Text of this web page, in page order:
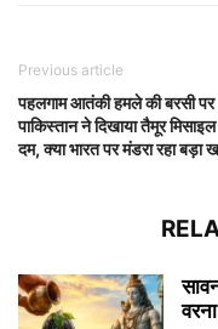
Previous article
पहलगाम आतंकी हमले की बरसी पर
पाकिस्तान ने दिखाया तैमूर
दम, क्या भारत पर मंडरा रहा बड़ा